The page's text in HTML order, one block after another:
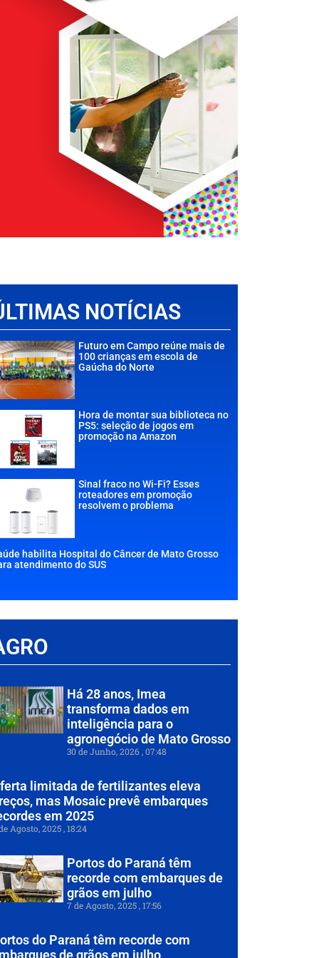
NOTÍCIAS
Futuro em Campo reúne mais de
100 crianças em escola de
Gaúcha do Norte
Hora de montar sua biblioteca no
PS5: seleção de jogos em
promoção na Amazon
Sinal fraco no Wi-Fi? Esses
roteadores em promoção
resolvem o problema
habilita Hospital do Câncer de Mato Grosso
atendimento do SUS
Há 28 anos, Imea
transforma dados em
inteligência para o
agronegócio de Mato Grosso
30 de Junho, 2026 07:48
limitada de fertilizantes eleva
mas Mosaic prevê embarques
em 2025
Agosto, 2025 18:24
Portos do Paraná têm
recorde com embarques de
grãos em julho
7 de Agosto, 2025 17:56
do Paraná têm recorde com
de grãos em julho